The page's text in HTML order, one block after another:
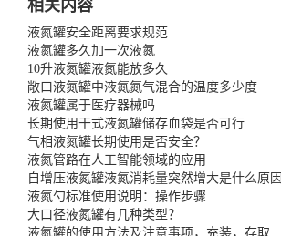
相关内容
液氮罐安全距离要求规范
液氮罐多久加一次液氮
10升液氮罐液氮能放多久
敞口液氮罐中液氮氮气混合的温度多少度
液氮罐属于医疗器械吗
长期使用干式液氮罐储存血袋是否可行
气相液氮罐长期使用是否安全？
液氮管路在人工智能领域的应用
自增压液氮罐液氮消耗量突然增大是什么原因
液氮勺标准使用说明：操作步骤
大口径液氮罐有几种类型？
液氮罐的使用方法及注意事项，充装，存取